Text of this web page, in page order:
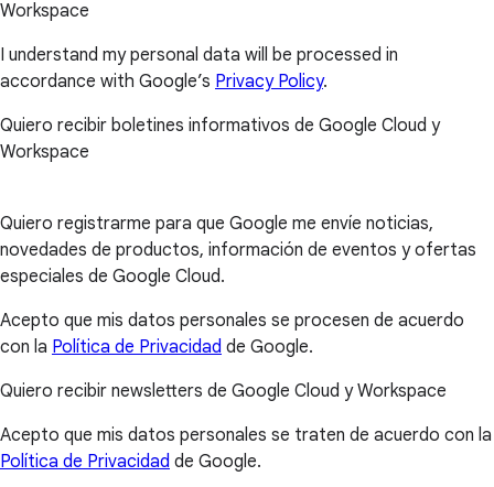
Workspace
I understand my personal data will be processed in
accordance with Google’s Privacy Policy.
Quiero recibir boletines informativos de Google Cloud y
Workspace
Quiero registrarme para que Google me envíe noticias,
novedades de productos, información de eventos y ofertas
especiales de Google Cloud.
Acepto que mis datos personales se procesen de acuerdo
con la Política de Privacidad de Google.
Quiero recibir newsletters de Google Cloud y Workspace
Acepto que mis datos personales se traten de acuerdo con la
Política de Privacidad de Google.